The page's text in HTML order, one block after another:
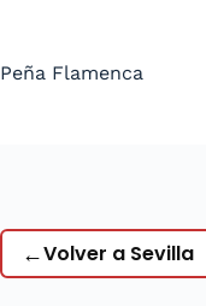
contenido
Peña Flamenca
←Volver a Sevilla